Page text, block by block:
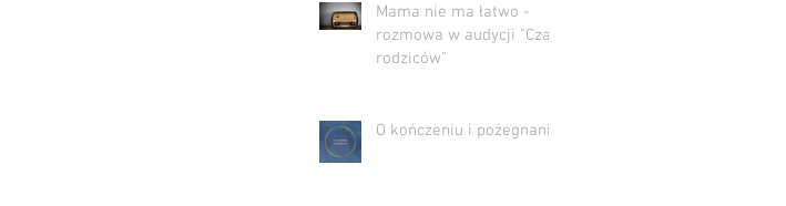
Mama nie ma łatwo -
rozmowa w audycji "Czas
rodziców"
O kończeniu i pożegnaniu